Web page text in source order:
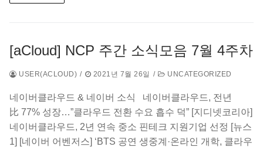
[aCloud] NCP 주간 소식모음 7월 4주차
USER(ACLOUD) / 2021년 7월 26일 / UNCATEGORIZED
네이버클라우드 & 네이버 소식 ​​ 네이버클라우드, 전년
比 77% 성장…”클라우드 전환 수요 흡수 덕” [지디넷코리아]
네이버클라우드, 2년 연속 중소 핀테크 지원기업 선정 [뉴스
1]​​ [네이버 어벤저스] ‘BTS 공연 생중계·온라인 개학, 클라우